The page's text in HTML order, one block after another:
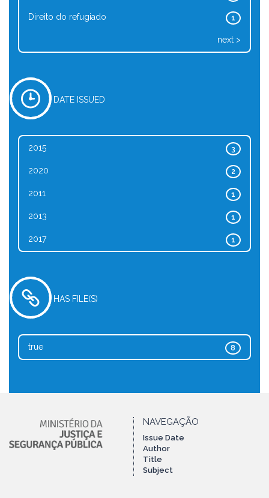
1
Direito do refugiado
next >
DATE ISSUED
3
2015
2
2020
1
2011
1
2013
1
2017
HAS FILE(S)
8
true
NAVEGAÇÃO
Issue Date
Author
Title
Subject